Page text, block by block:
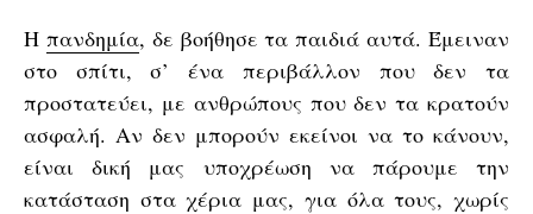
Η πανδημία, δε βοήθησε τα παιδιά αυτά. Έμειναν
στο σπίτι, σ’ ένα περιβάλλον που δεν τα
προστατεύει, με ανθρώπους που δεν τα κρατούν
ασφαλή. Αν δεν μπορούν εκείνοι να το κάνουν,
είναι δική μας υποχρέωση να πάρουμε την
κατάσταση στα χέρια μας, για όλα τους, χωρίς